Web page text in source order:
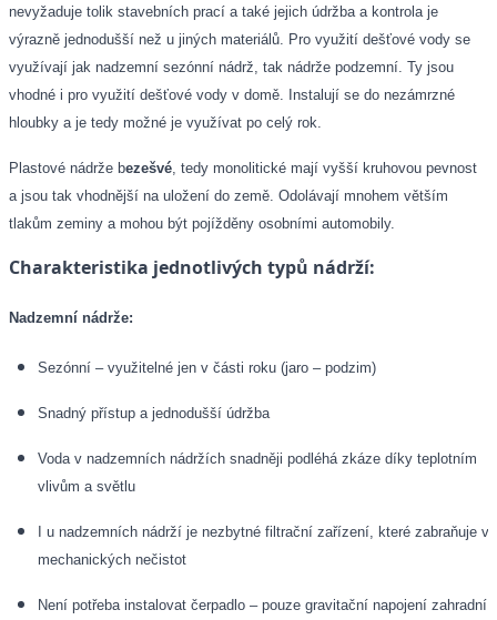
nevyžaduje tolik stavebních prací a také jejich údržba a kontrola je
výrazně jednodušší než u jiných materiálů. Pro využití dešťové vody se
využívají jak nadzemní sezónní nádrž, tak nádrže podzemní. Ty jsou
vhodné i pro využití dešťové vody v domě. Instalují se do nezámrzné
hloubky a je tedy možné je využívat po celý rok.
Plastové nádrže bezešvé , tedy monolitické mají vyšší kruhovou pevnost
a jsou tak vhodnější na uložení do země. Odolávají mnohem větším
tlakům zeminy a mohou být pojížděny osobními automobily.
Charakteristika jednotlivých typů nádrží:
Nadzemní nádrže:
Sezónní – využitelné jen v části roku (jaro – podzim)
Snadný přístup a jednodušší údržba
Voda v nadzemních nádržích snadněji podléhá zkáze díky teplotním
vlivům a světlu
I u nadzemních nádrží je nezbytné filtrační zařízení, které zabraňuje
mechanických nečistot
Není potřeba instalovat čerpadlo – pouze gravitační napojení zahradní